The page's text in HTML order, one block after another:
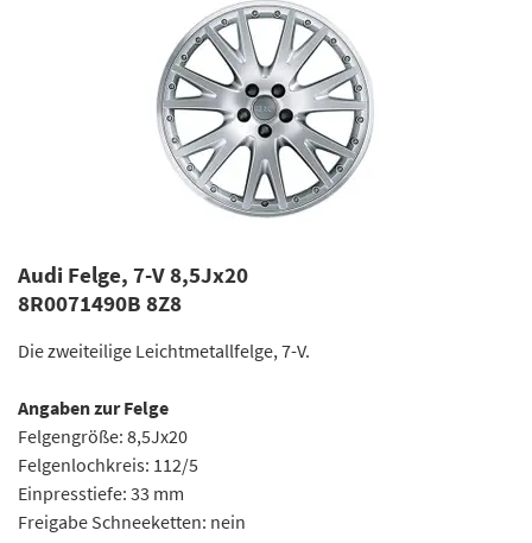
Audi Felge, 7-V 8,5Jx20
8R0071490B 8Z8
Die zweiteilige Leichtmetallfelge, 7-V.
Angaben zur Felge
Felgengröße: 8,5Jx20
Felgenlochkreis: 112/5
Einpresstiefe: 33 mm
Freigabe Schneeketten: nein